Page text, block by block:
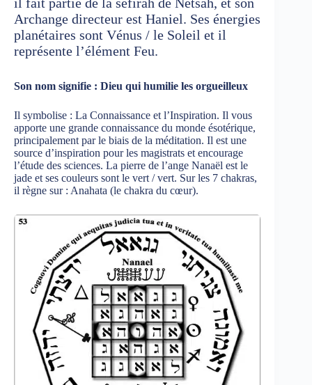
Archange directeur est Haniel. Ses énergies
planétaires sont Vénus / le Soleil et il
représente l’élément Feu.
Son nom signifie : Dieu qui humilie les orgueilleux
Il symbolise : La Connaissance et l’Inspiration. Il vous
apporte une grande connaissance du monde ésotérique,
principalement par le biais de la méditation. Il est une
source d’inspiration pour les magistrats et encourage
l’étude des sciences. La pierre de l’ange Nanaël est le
jade et ses couleurs sont le vert / vert. Sur les 7 chakras,
il règne sur : Anahata (le chakra du cœur).